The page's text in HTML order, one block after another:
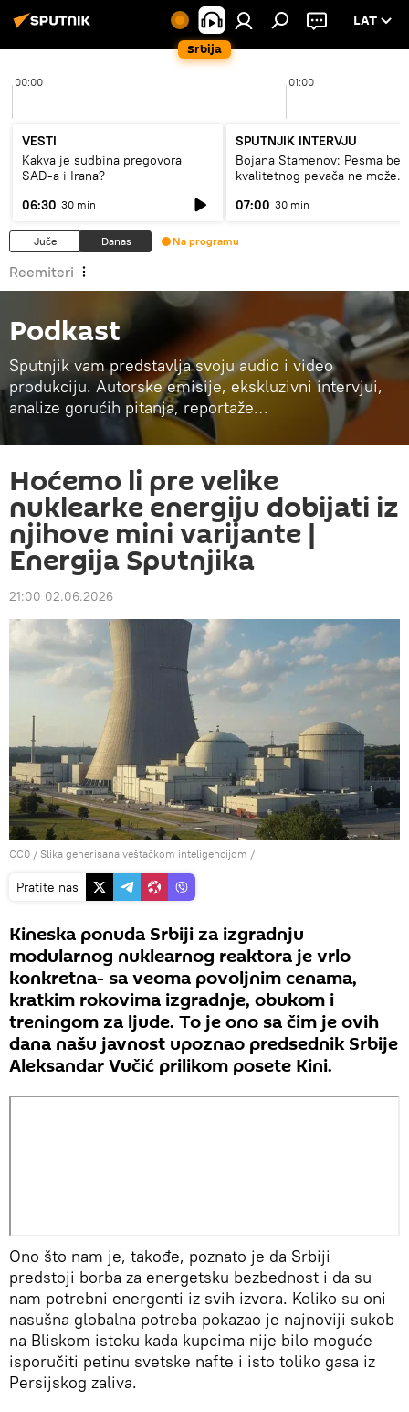
Srbija
LAT
00:00 01:00
VESTI
Kakva je sudbina pregovora
SAD-a i Irana?
06:30 30 min
SPUTNJIK INTERVJU
Bojana Stamenov: Pesma bez
kvalitetnog pevača ne može
07:00 30 min
Juče Danas Na programu
Reemiteri
Podkast
Sputnjik vam predstavlja svoju audio i video
produkciju. Autorske emisije, ekskluzivni intervjui,
analize gorućih pitanja, reportaže…
Hoćemo li pre velike
nuklearke energiju dobijati iz
njihove mini varijante |
Energija Sputnjika
21:00 02.06.2026
CC0 / Slika generisana veštačkom inteligencijom /
Pratite nas
Kineska ponuda Srbiji za izgradnju
modularnog nuklearnog reaktora je vrlo
konkretna- sa veoma povoljnim cenama,
kratkim rokovima izgradnje, obukom i
treningom za ljude. To je ono sa čim je ovih
dana našu javnost upoznao predsednik Srbije
Aleksandar Vučić prilikom posete Kini.
Ono što nam je, takođe, poznato je da Srbiji
predstoji borba za energetsku bezbednost i da su
nam potrebni energenti iz svih izvora. Koliko su oni
nasušna globalna potreba pokazao je najnoviji sukob
na Bliskom istoku kada kupcima nije bilo moguće
isporučiti petinu svetske nafte i isto toliko gasa iz
Persijskog zaliva.